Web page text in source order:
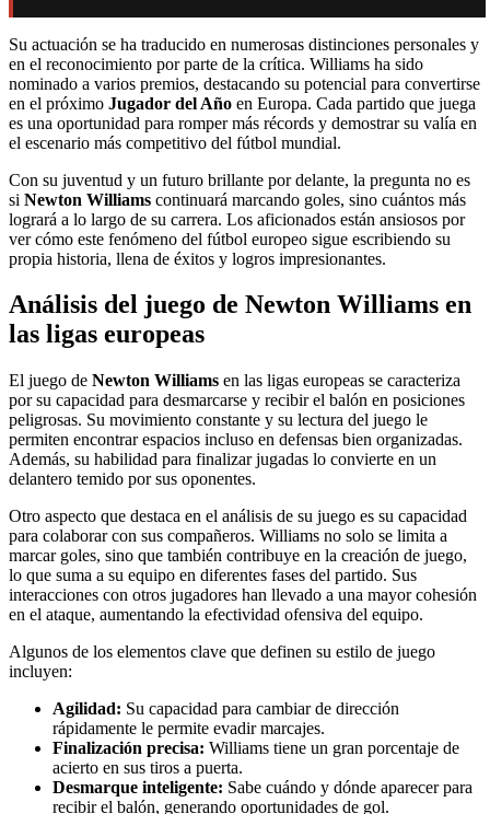
Su actuación se ha traducido en numerosas distinciones personales y
en el reconocimiento por parte de la crítica. Williams ha sido
nominado a varios premios, destacando su potencial para convertirse
en el próximo Jugador del Año en Europa. Cada partido que juega
es una oportunidad para romper más récords y demostrar su valía en
el escenario más competitivo del fútbol mundial.
Con su juventud y un futuro brillante por delante, la pregunta no es
si Newton Williams continuará marcando goles, sino cuántos más
logrará a lo largo de su carrera. Los aficionados están ansiosos por
ver cómo este fenómeno del fútbol europeo sigue escribiendo su
propia historia, llena de éxitos y logros impresionantes.
Análisis del juego de Newton Williams en
las ligas europeas
El juego de Newton Williams en las ligas europeas se caracteriza
por su capacidad para desmarcarse y recibir el balón en posiciones
peligrosas. Su movimiento constante y su lectura del juego le
permiten encontrar espacios incluso en defensas bien organizadas.
Además, su habilidad para finalizar jugadas lo convierte en un
delantero temido por sus oponentes.
Otro aspecto que destaca en el análisis de su juego es su capacidad
para colaborar con sus compañeros. Williams no solo se limita a
marcar goles, sino que también contribuye en la creación de juego,
lo que suma a su equipo en diferentes fases del partido. Sus
interacciones con otros jugadores han llevado a una mayor cohesión
en el ataque, aumentando la efectividad ofensiva del equipo.
Algunos de los elementos clave que definen su estilo de juego
incluyen:
Agilidad: Su capacidad para cambiar de dirección
rápidamente le permite evadir marcajes.
Finalización precisa: Williams tiene un gran porcentaje de
acierto en sus tiros a puerta.
Desmarque inteligente: Sabe cuándo y dónde aparecer para
recibir el balón, generando oportunidades de gol.